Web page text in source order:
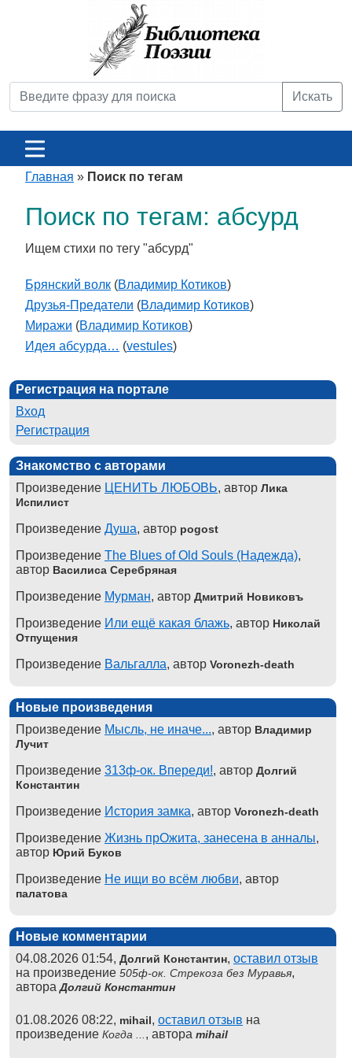
Искать
Главная » Поиск по тегам
Поиск по тегам: абсурд
Ищем стихи по тегу "абсурд"
Брянский волк (Владимир Котиков)
Друзья-Предатели (Владимир Котиков)
Миражи (Владимир Котиков)
Идея абсурда… (vestules)
Регистрация на портале
Вход
Регистрация
Знакомство с авторами
Произведение ЦЕНИТЬ ЛЮБОВЬ, автор Лика
Испилист
Произведение Душа, автор pogost
Произведение The Blues of Old Souls (Надежда),
автор Василиса Серебряная
Произведение Мурман, автор Дмитрий Новиковъ
Произведение Или ещё какая блажь, автор Николай
Отпущения
Произведение Вальгалла, автор Voronezh-death
Новые произведения
Произведение Мысль, не иначе..., автор Владимир
Лучит
Произведение 313ф-ок. Впереди!, автор Долгий
Константин
Произведение История замка, автор Voronezh-death
Произведение Жизнь прОжита, занесена в анналы,
автор Юрий Буков
Произведение Не ищи во всём любви, автор
палатова
Новые комментарии
04.08.2026 01:54, Долгий Константин, оставил отзыв
на произведение 505ф-ок. Стрекоза без Муравья,
автораДолгий Константин
01.08.2026 08:22, mihail, оставил отзыв на
произведение Когда ... , автора mihail